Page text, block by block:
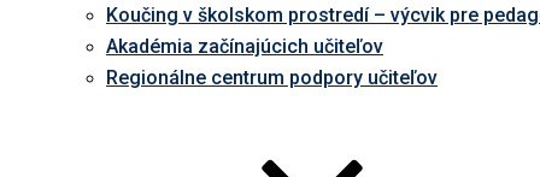
Koučing v školskom prostredí – výcvik pre
Akadémia začínajúcich učiteľov
Regionálne centrum podpory učiteľov